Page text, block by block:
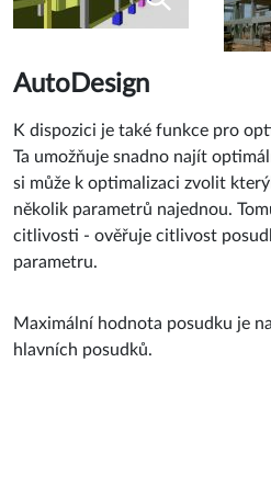
AutoDesign
K dispozici je také funkce pro
Ta umožňuje snadno najít
si může k optimalizaci zvolit
několik parametrů najednou.
citlivosti - ověřuje citlivost
parametru.
Maximální hodnota posudku je
hlavních posudků.